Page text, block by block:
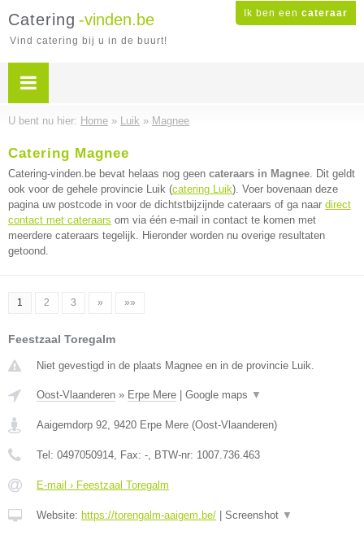
Ik ben een cateraar
Catering -vinden.be
Vind catering bij u in de buurt!
U bent nu hier: Home » Luik » Magnee
Catering Magnee
Catering-vinden.be bevat helaas nog geen cateraars in Magnee. Dit geldt
ook voor de gehele provincie Luik (catering Luik). Voer bovenaan deze
pagina uw postcode in voor de dichtstbijzijnde cateraars of ga naar direct
contact met cateraars om via één e-mail in contact te komen met
meerdere cateraars tegelijk. Hieronder worden nu overige resultaten
getoond.
1 2 3 » »»
Feestzaal Toregalm
Niet gevestigd in de plaats Magnee en in de provincie Luik.
Oost-Vlaanderen » Erpe Mere Google maps ▼
Aaigemdorp 92, 9420 Erpe Mere (Oost-Vlaanderen)
Tel: 0497050914, Fax: -, BTW-nr: 1007.736.463
E-mail › Feestzaal Toregalm
Website: https://torengalm-aaigem.be/ Screenshot ▼